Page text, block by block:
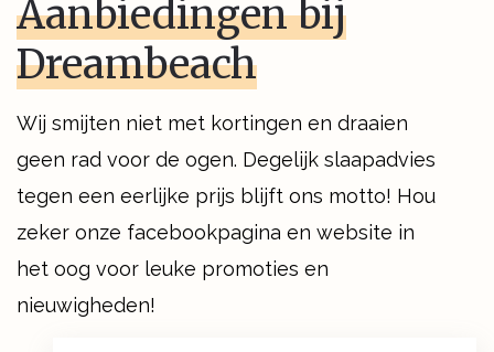
Aanbiedingen bij
Dreambeach
Wij smijten niet met kortingen en draaien
geen rad voor de ogen. Degelijk slaapadvies
tegen een eerlijke prijs blijft ons motto! Hou
zeker onze facebookpagina en website in
het oog voor leuke promoties en
nieuwigheden!